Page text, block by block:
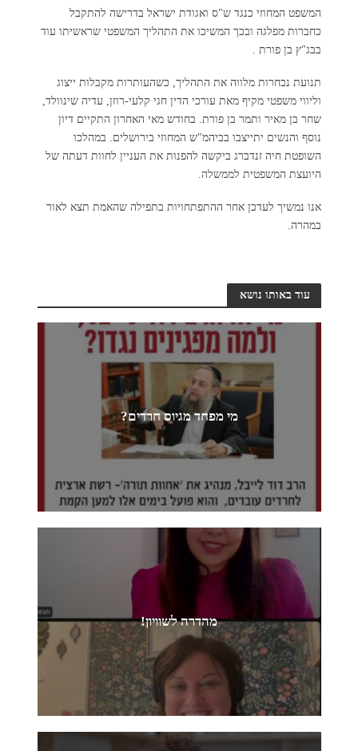
המשפט המחוזי כנגד ש"ס ואגודת ישראל בדרישה להתקבל
כחברות מפלגה ובכך המשיכו את התהליך המשפטי שראשיתו עוד
בבג"ץ בן פורת .
תנועת נבחרות מלווה את התהליך, כשהעותרות מקבלות ייצוג
וליווי משפטי מקיף מאת עורכי הדין חגי קלעי-רוזן, עדיה שינוולד,
שחר בן מאיר ותמר בן פורת. בחודש מאי האחרון התקיים דיון
נוסף והנשים יתייצבו בביהמ"ש המחוזי בירושלים. במהלכו
השופטת חיה זנדברג ביקשה להפנות את העניין לחוות דעתה של
היועצת המשפטית לממשלה.
אנו נמשיך לעדכן אחר ההתפתחויות בתפילה שהאמת תצא לאור
במהרה.
עוד באותו נושא
מי מפחד מגיוס חרדים?
מהדרה לשוויון!